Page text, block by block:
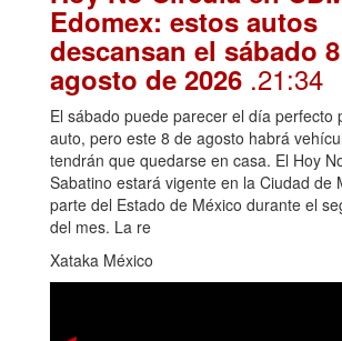
Edomex: estos autos
descansan el sábado
agosto de 2026 .21:34
El sábado puede parecer el día perfecto
auto, pero este 8 de agosto habrá
tendrán que quedarse en casa. El Hoy
Sabatino estará vigente en la Ciudad de
parte del Estado de México durante el
del mes. La re
Xataka México